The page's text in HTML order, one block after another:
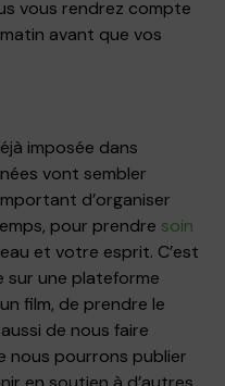
vous rendrez compte
avant que vos
imposée dans
vont sembler
d’organiser
pour prendre soin
et votre esprit. C’est
sur une plateforme
film, de prendre le
de nous faire
nous pourrons publier